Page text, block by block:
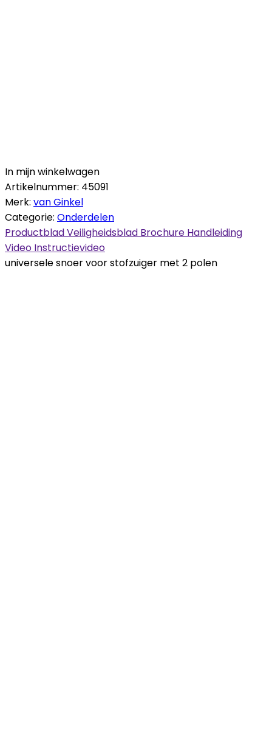
In mijn winkelwagen
Artikelnummer: 45091
Merk: van Ginkel
Categorie: Onderdelen
ProductbladVeiligheidsblad Brochure Handleiding
Video Instructievideo
universele snoer voor stofzuiger met 2 polen